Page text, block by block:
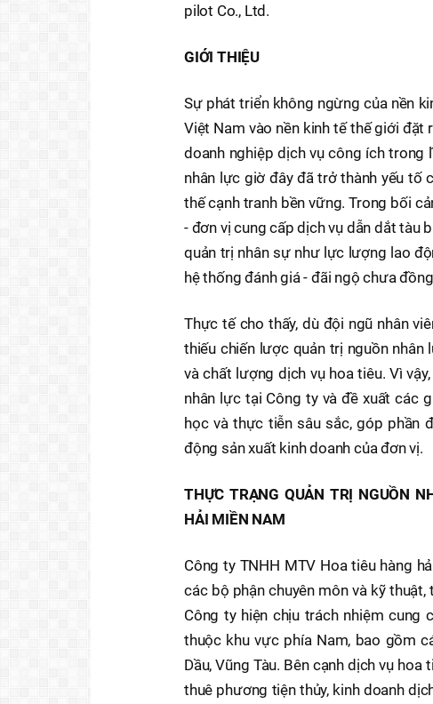
pilot Co., Ltd.
GIỚI THIỆU
Sự phát triển không ngừng của nền
Việt Nam vào nền kinh tế thế giới đặt
doanh nghiệp dịch vụ công ích trong
nhân lực giờ đây đã trở thành yếu tố
thế cạnh tranh bền vững. Trong bối
- đơn vị cung cấp dịch vụ dẫn dắt tàu
quản trị nhân sự như lực lượng lao
hệ thống đánh giá - đãi ngộ chưa
Thực tế cho thấy, dù đội ngũ nhân
thiếu chiến lược quản trị nguồn nhân
và chất lượng dịch vụ hoa tiêu. Vì
nhân lực tại Công ty và đề xuất các
học và thực tiễn sâu sắc, góp phần
động sản xuất kinh doanh của đơn vị.
THỰC TRẠNG QUẢN TRỊ NGUỒN
HẢI MIỀN NAM
Công ty TNHH MTV Hoa tiêu hàng
các bộ phận chuyên môn và kỹ
Công ty hiện chịu trách nhiệm cung
thuộc khu vực phía Nam, bao gồm
Dầu, Vũng Tàu. Bên cạnh dịch vụ
thuê phương tiện thủy, kinh doanh